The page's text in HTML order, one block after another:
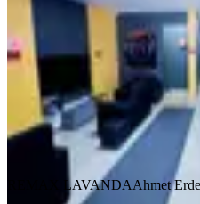
Tekirdağ,
1 Oda· 231 m²
7.500.000 ₺
REMAX LAVANDA Ahmet
REMAX LAVANDAAhmet